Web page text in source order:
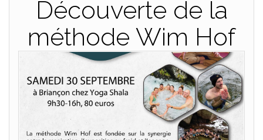
Découverte de la
méthode Wim Hof